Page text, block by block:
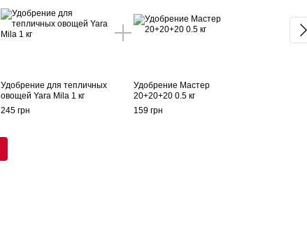
Удобрение для тепличных
овощей Yara Mila 1 кг
245 грн
Удобрение Мастер
20+20+20 0.5 кг
159 грн